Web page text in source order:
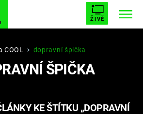
ŽIVĚ
BUFFY, PŘEMOŽITELKA UPÍRŮ
AVENGERS 5
COOL dopravní špička
ŠPIČKA
KE ŠTÍTKU „DOPRAVNÍ